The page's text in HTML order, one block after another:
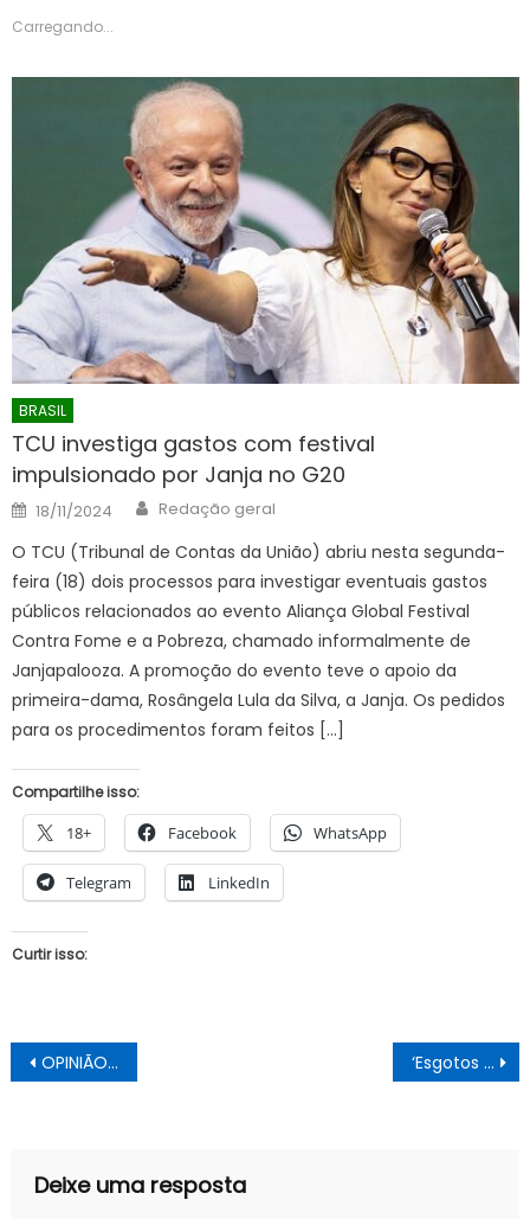
Carregando...
BRASIL
TCU investiga gastos com festival
impulsionado por Janja no G20
Posted
on
18/11/2024 Author
Redação geral
O TCU (Tribunal de Contas da União) abriu nesta segunda-
feira (18) dois processos para investigar eventuais gastos
públicos relacionados ao evento Aliança Global Festival
Contra Fome e a Pobreza, chamado informalmente de
Janjapalooza. A promoção do evento teve o apoio da
primeira-dama, Rosângela Lula da Silva, a Janja. Os pedidos
para os procedimentos foram feitos […]
Compartilhe isso:
18+ Facebook WhatsApp
Telegram LinkedIn
Curtir isso:
Navegação
de
OPINIÃO: QUEM IMAGINARIA? ‘Esgotos e fezes correm na minha porta’, denunciam moradores do Nova Esperança.
Deixe uma resposta